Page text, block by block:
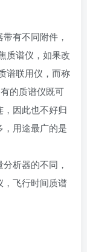
有不同附件，
质谱仪，如果改
谱联用仪，而称
的质谱仪既可
因此也不好归
用途最广的是
析器的不同，
，飞行时间质谱